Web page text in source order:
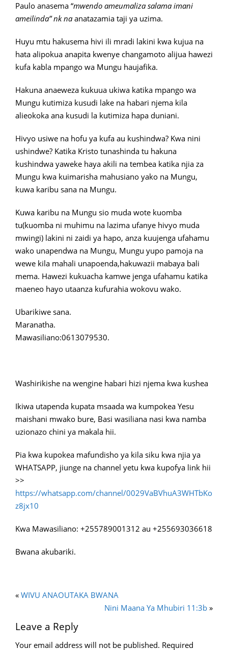
Paulo anasema “mwendo ameumaliza salama imani
ameilinda” nk naanatazamia taji ya uzima.
Huyu mtu hakusema hivi ili mradi lakini kwa kujua na
hata alipokua anapita kwenye changamoto alijua hawezi
kufa kabla mpango wa Mungu haujafika.
Hakuna anaeweza kukuua ukiwa katika mpango wa
Mungu kutimiza kusudi lake na habari njema kila
alieokoka ana kusudi la kutimiza hapa duniani.
Hivyo usiwe na hofu ya kufa au kushindwa? Kwa nini
ushindwe? Katika Kristo tunashinda tu hakuna
kushindwa yaweke haya akili na tembea katika njia za
Mungu kwa kuimarisha mahusiano yako na Mungu,
kuwa karibu sana na Mungu.
Kuwa karibu na Mungu sio muda wote kuomba
tu(kuomba ni muhimu na lazima ufanye hivyo muda
mwingi) lakini ni zaidi ya hapo, anza kuujenga ufahamu
wako unapendwa na Mungu, Mungu yupo pamoja na
wewe kila mahali unapoenda,hakuwazii mabaya bali
mema. Hawezi kukuacha kamwe jenga ufahamu katika
maeneo hayo utaanza kufurahia wokovu wako.
Ubarikiwe sana.
Maranatha.
Mawasiliano:0613079530.
Washirikishe na wengine habari hizi njema kwa kushea
Ikiwa utapenda kupata msaada wa kumpokea Yesu
maishani mwako bure, Basi wasiliana nasi kwa namba
uzionazo chini ya makala hii.
Pia kwa kupokea mafundisho ya kila siku kwa njia ya
WHATSAPP, jiunge na channel yetu kwa kupofya link hii
>>
https://whatsapp.com/channel/0029VaBVhuA3WHTbKo
z8jx10
Kwa Mawasiliano: +255789001312 au +255693036618
Bwana akubariki.
« WIVU ANAOUTAKA BWANA
Nini Maana Ya Mhubiri 11:3b »
Leave a Reply
Your email address will not be published. Required